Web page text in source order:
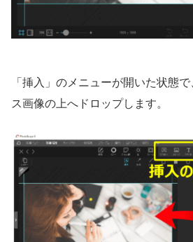
「挿入」のメニューが開いた状態
ス画像の上へドロップします。